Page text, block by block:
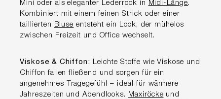
Mini oder als eleganter Lederrock in Midi-Länge.
Kombiniert mit einem feinen Strick oder einer
taillierten Bluse entsteht ein Look, der mühelos
zwischen Freizeit und Office wechselt.
Viskose & Chiffon: Leichte Stoffe wie Viskose und
Chiffon fallen fließend und sorgen für ein
angenehmes Tragegefühl – ideal für wärmere
Jahreszeiten und Abendlooks. Maxiröcke und